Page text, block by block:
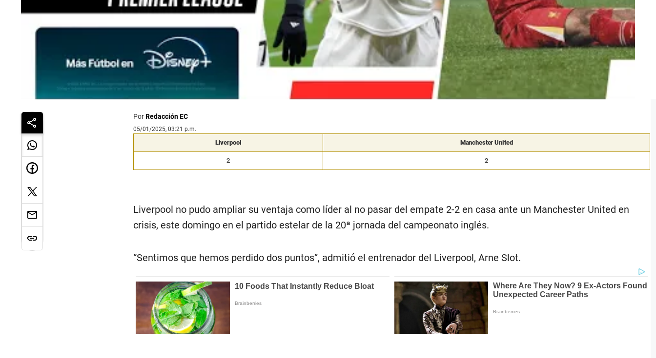
PorRedacción EC
05/01/2025, 03:21 p.m.
Liverpool Manchester United
2 2
Liverpool no pudo ampliar su ventaja como líder al no pasar del empate 2-2 en casa ante un Manchester United en
crisis, este domingo en el partido estelar de la 20ª jornada del campeonato inglés.
“Sentimos que hemos perdido dos puntos”, admitió el entrenador del Liverpool, Arne Slot.